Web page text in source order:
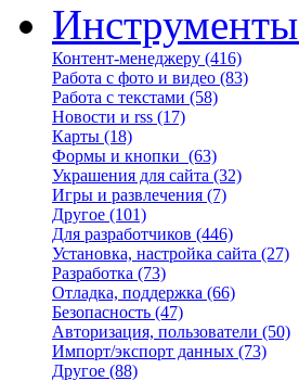
Инструменты
Контент-менеджеру (416)
Работа с фото и видео (83)
Работа с текстами (58)
Новости и rss (17)
Карты (18)
Формы и кнопки (63)
Украшения для сайта (32)
Игры и развлечения (7)
Другое (101)
Для разработчиков (446)
Установка, настройка сайта (27)
Разработка (73)
Отладка, поддержка (66)
Безопасность (47)
Авторизация, пользователи (50)
Импорт/экспорт данных (73)
Другое (88)